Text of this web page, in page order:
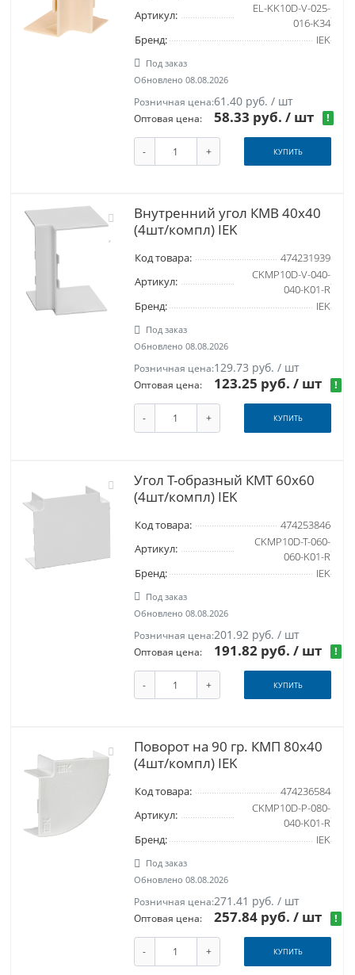
Артикул:
EL-KK10D-V-025-
016-K34
Бренд:
IEK
Под заказ
Обновлено 08.08.2026
Розничная цена:61.40 руб. / шт
Оптовая цена: 58.33 руб./ шт !
- + КУПИТЬ
Внутренний угол КМВ 40х40
(4шт/компл) IEK
Код товара:
474231939
Артикул:
CKMP10D-V-040-
040-K01-R
Бренд:
IEK
Под заказ
Обновлено 08.08.2026
Розничная цена:129.73 руб. / шт
Оптовая цена: 123.25 руб./ шт !
- + КУПИТЬ
Угол Т-образный КМТ 60х60
(4шт/компл) IEK
Код товара:
474253846
Артикул:
CKMP10D-T-060-
060-K01-R
Бренд:
IEK
Под заказ
Обновлено 08.08.2026
Розничная цена:201.92 руб. / шт
Оптовая цена: 191.82 руб./ шт !
- + КУПИТЬ
Поворот на 90 гр. КМП 80х40
(4шт/компл) IEK
Код товара:
474236584
Артикул:
CKMP10D-P-080-
040-K01-R
Бренд:
IEK
Под заказ
Обновлено 08.08.2026
Розничная цена:271.41 руб. / шт
Оптовая цена: 257.84 руб./ шт !
- + КУПИТЬ